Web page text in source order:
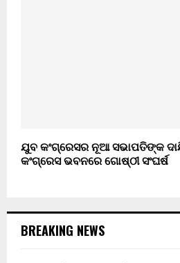
ଯୁବ କଂଗ୍ରେସର ନୂଆ ସଭାପତିଙ୍କ
କଂଗ୍ରେସ ଭବନରେ ଗୋଷ୍ଠୀ ସଂଘର୍ଷ
BREAKING NEWS